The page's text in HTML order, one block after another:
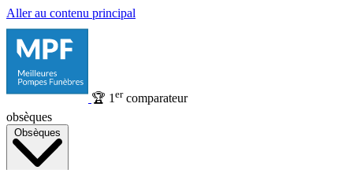
Aller au contenu principal
🏆 1 ercomparateur
obsèques
Obsèques